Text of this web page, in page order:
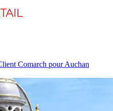
Comarch pour Auchan